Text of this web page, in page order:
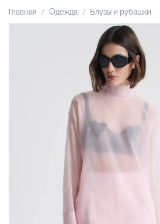
Главная Одежда Блузы и рубашки